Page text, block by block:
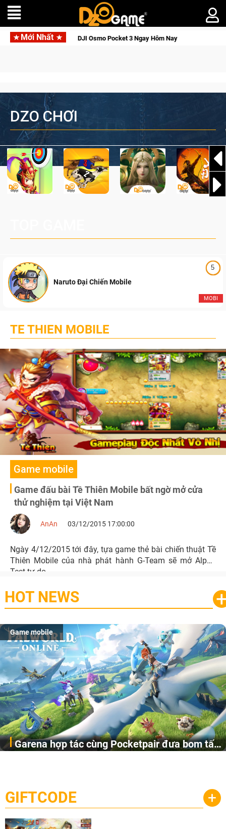
Mới Nhất
Tỉnh, Săn DJI Osmo Pocket 3 Ngay Hôm Nay
DZO CHƠI
5
MOBI
Naruto Đại Chiến Mobile
TE THIEN MOBILE
Game mobile
Game đấu bài Tề Thiên Mobile bất ngờ mở cửa
thử nghiệm tại Việt Nam
AnAn 03/12/2015 17:00:00
Ngày 4/12/2015 tới đây, tựa game thẻ bài chiến thuật Tề
Thiên Mobile của nhà phát hành G-Team sẽ mở Alpha
Test tự do
HOT NEWS
Game mobile
Garena hợp tác cùng Pocketpair đưa bom tấn
cầu, theo giấy phép chính thức từ công ty game Nhật Bản
Pocketpair, Inc.
GIFTCODE +